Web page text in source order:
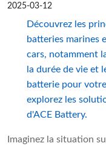
2025-03-12
Découvrez les
batteries marines
cars, notamment
la durée de vie et
batterie pour
explorez les
d'ACE Battery.
Imaginez la situation